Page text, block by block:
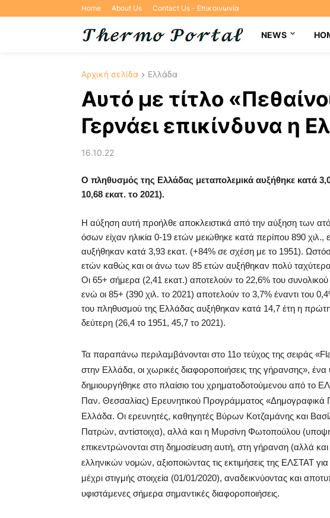
Home About Us Contact Us - Επικοινωνία
NEWS
Αρχική σελίδα Ελλάδα
Αυτό με τίτλο
Γερνάει επικίνδυνα η
16.10.22
Ο πληθυσμός της Ελλάδας μεταπολεμικά αυξήθηκε κατά
10,68 εκατ. το 2021).
Η αύξηση αυτή προήλθε αποκλειστικά από την αύξηση των
όσων είχαν ηλικία 0-19 ετών μειώθηκε κατά περίπου 890
αυξήθηκαν κατά 3,93 εκατ. (+84% σε σχέση με το 1951).
ετών καθώς και οι άνω των 85 ετών αυξήθηκαν πολύ
Οι 65+ σήμερα (2,41 εκατ.) αποτελούν το 22,6% του
ενώ οι 85+ (390 χιλ. το 2021) αποτελούν το 3,7% έναντι του
του πληθυσμού της Ελλάδας αυξήθηκαν κατά 14,7 έτη η
δεύτερη (26,4 το 1951, 45,7 το 2021).
Τα παραπάνω περιλαμβάνονται στο 11ο τεύχος της σειράς
στην Ελλάδα, οι χωρικές διαφοροποιήσεις της γήρανσης»,
δημιουργήθηκε στο πλαίσιο του χρηματοδοτούμενου από το
Παν. Θεσσαλίας) Ερευνητικού Προγράμματος «Δημογραφικά
Ελλάδα. Οι ερευνητές, καθηγητές Βύρων Κοτζαμάνης και
Πατρών, αντίστοιχα), αλλά και η Μυρσίνη Φωτοπούλου
επικεντρώνονται στη δημοσίευση αυτή, στη γήρανση (αλλά
ελληνικών νομών, αξιοποιώντας τις εκτιμήσεις της ΕΛΣΤΑΤ
μέχρι στιγμής στοιχεία (01/01/2020), αναδεικνύοντας και
υφιστάμενες σήμερα σημαντικές διαφοροποιήσεις.